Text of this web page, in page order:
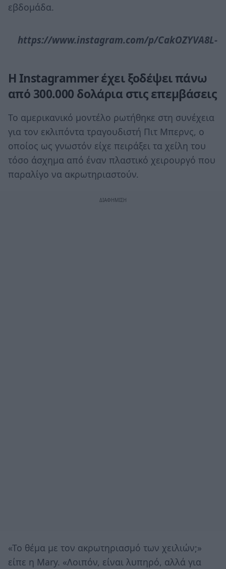
εβδομάδα.
https://www.instagram.com/p/CakOZYVA8L-
Η Instagrammer έχει ξοδέψει πάνω
από 300.000 δολάρια στις επεμβάσεις
Το αμερικανικό μοντέλο ρωτήθηκε στη συνέχεια
για τον εκλιπόντα τραγουδιστή Πιτ Μπερνς, ο
οποίος ως γνωστόν είχε πειράξει τα χείλη του
τόσο άσχημα από έναν πλαστικό χειρουργό που
παραλίγο να ακρωτηριαστούν.
«Το θέμα με τον ακρωτηριασμό των χειλιών;»
είπε η Mary. «Λοιπόν, είναι λυπηρό, αλλά για